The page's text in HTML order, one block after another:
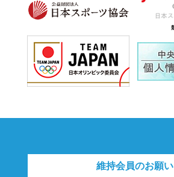
維持会員のお願い